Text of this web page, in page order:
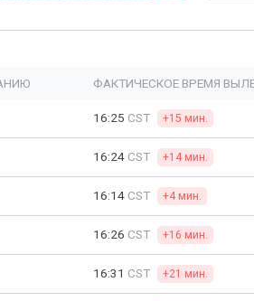
ФАКТИЧЕСКОЕ ВРЕМЯ
16:25 CST +15 мин.
16:24 CST +14 мин.
16:14 CST +4 мин.
16:26 CST +16 мин.
16:31 CST +21 мин.